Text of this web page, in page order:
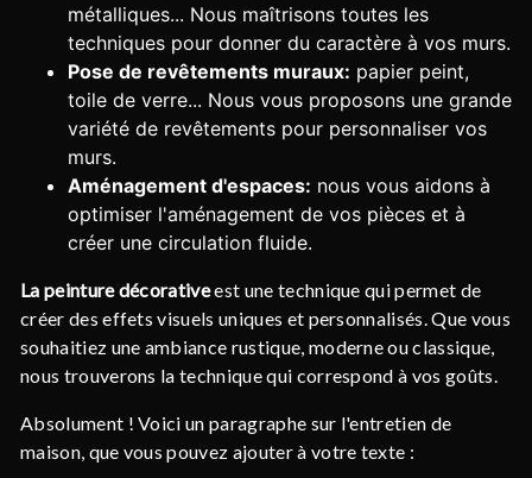
métalliques... Nous maîtrisons toutes les
techniques pour donner du caractère à vos murs.
Pose de revêtements muraux: papier peint,
toile de verre... Nous vous proposons une grande
variété de revêtements pour personnaliser vos
murs.
Aménagement d'espaces: nous vous aidons à
optimiser l'aménagement de vos pièces et à
créer une circulation fluide.
La peinture décorativeest une technique qui permet de
créer des effets visuels uniques et personnalisés. Que vous
souhaitiez une ambiance rustique, moderne ou classique,
nous trouverons la technique qui correspond à vos goûts.
Absolument ! Voici un paragraphe sur l'entretien de
maison, que vous pouvez ajouter à votre texte :